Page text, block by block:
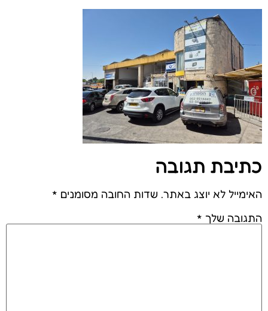
כתיבת תגובה
האימייל לא יוצג באתר. שדות החובה מסומנים *
התגובה שלך *